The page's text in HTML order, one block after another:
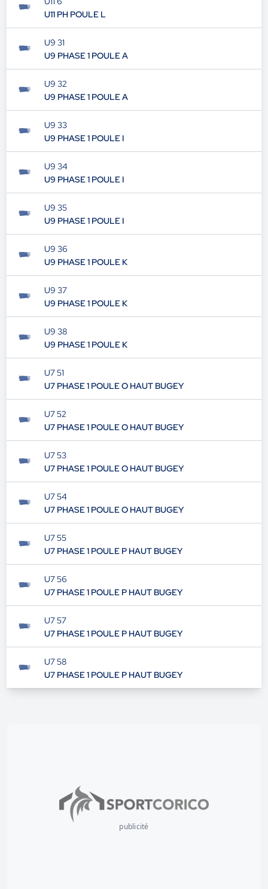
U11 PH POULE L
U9 31
U9 PHASE 1 POULE A
U9 32
U9 PHASE 1 POULE A
U9 33
U9 PHASE 1 POULE I
U9 34
U9 PHASE 1 POULE I
U9 35
U9 PHASE 1 POULE I
U9 36
U9 PHASE 1 POULE K
U9 37
U9 PHASE 1 POULE K
U9 38
U9 PHASE 1 POULE K
U7 51
U7 PHASE 1 POULE O HAUT BUGEY
U7 52
U7 PHASE 1 POULE O HAUT BUGEY
U7 53
U7 PHASE 1 POULE O HAUT BUGEY
U7 54
U7 PHASE 1 POULE O HAUT BUGEY
U7 55
U7 PHASE 1 POULE P HAUT BUGEY
U7 56
U7 PHASE 1 POULE P HAUT BUGEY
U7 57
U7 PHASE 1 POULE P HAUT BUGEY
U7 58
U7 PHASE 1 POULE P HAUT BUGEY
publicité